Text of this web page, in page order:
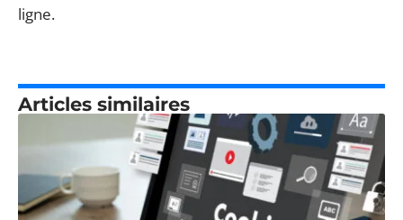
ligne.
Articles similaires